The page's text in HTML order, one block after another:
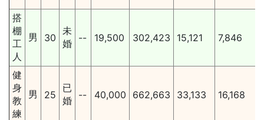
搭
棚
工
人
男 30
未
婚
-- 19,500 302,423 15,121 7,846
健
身
教
練
男 25
已
婚
-- 40,000 662,663 33,133 16,168